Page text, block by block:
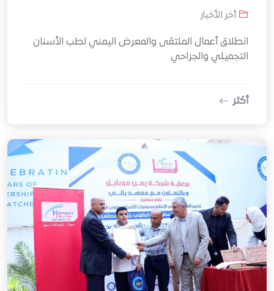
أخر الأخبار
انطلاق أعمال الملتقى والمعرض اليمني لطب الأسنان
التجميلي والجراحي
أكثر